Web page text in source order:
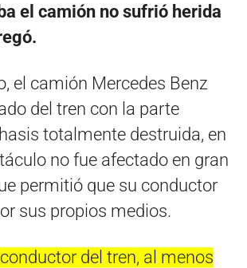
el camión no sufrió herida
el camión Mercedes Benz
del tren con la parte
totalmente destruida, en
no fue afectado en gran
permitió que su conductor
sus propios medios.
del tren, al menos